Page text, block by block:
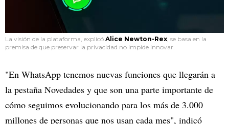
La visión de la plataforma, explicó Alice Newton-Rex, se basa en la
premisa de que preservar la privacidad no impide innovar.
"En WhatsApp tenemos nuevas funciones que llegarán a
la pestaña Novedades y que son una parte importante de
cómo seguimos evolucionando para los más de 3.000
millones de personas que nos usan cada mes", indicó